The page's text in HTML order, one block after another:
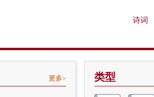
诗词
更多> 类型